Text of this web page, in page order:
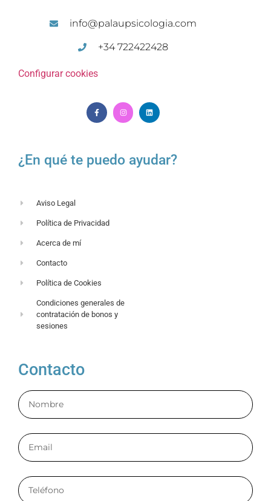
info@palaupsicologia.com
+34 722422428
Configurar cookies
¿En qué te puedo ayudar?
Aviso Legal
Política de Privacidad
Acerca de mí
Contacto
Política de Cookies
Condiciones generales de
contratación de bonos y
sesiones
Contacto